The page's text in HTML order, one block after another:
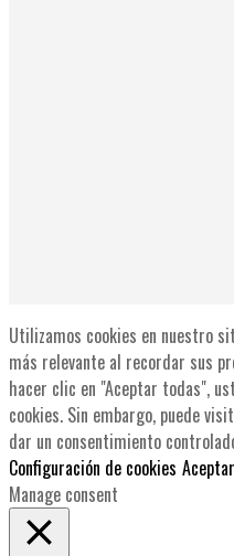
Utilizamos cookies en nuestro
más relevante al recordar sus
hacer clic en "Aceptar todas",
cookies. Sin embargo, puede
dar un consentimiento
Configuración de cookies
Manage consent